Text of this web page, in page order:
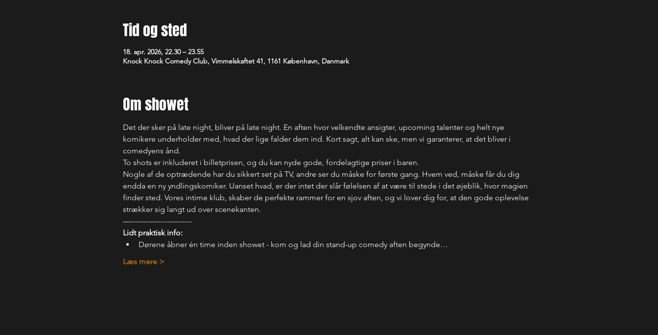
Tid og sted
18. apr. 2026, 22.30 – 23.55
Knock Knock Comedy Club, Vimmelskaftet 41, 1161 København, Danmark
Om showet
Det der sker på late night, bliver på late night. En aften hvor velkendte ansigter, upcoming talenter og helt nye
komikere underholder med, hvad der lige falder dem ind. Kort sagt, alt kan ske, men vi garanterer, at det bliver i
comedyens ånd.
To shots er inkluderet i billetprisen, og du kan nyde gode, fordelagtige priser i baren.
Nogle af de optrædende har du sikkert set på TV, andre ser du måske for første gang. Hvem ved, måske får du dig
endda en ny yndlingskomiker. Uanset hvad, er der intet der slår følelsen af at være til stede i det øjeblik, hvor magien
finder sted. Vores intime klub, skaber de perfekte rammer for en sjov aften, og vi lover dig for, at den gode oplevelse
strækker sig langt ud over scenekanten.
—-------------------------
Lidt praktisk info:
Dørene åbner én time inden showet - kom og lad din stand-up comedy aften begynde…
Læs mere >